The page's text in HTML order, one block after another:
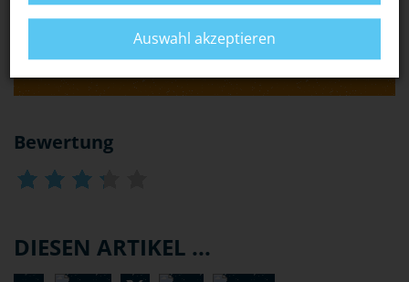
STRAFBAR?
IST ES VERBOTEN, EIN ULTRA ZU SEIN?
Bewertung
DIESEN ARTIKEL ...
Auswahl akzeptieren